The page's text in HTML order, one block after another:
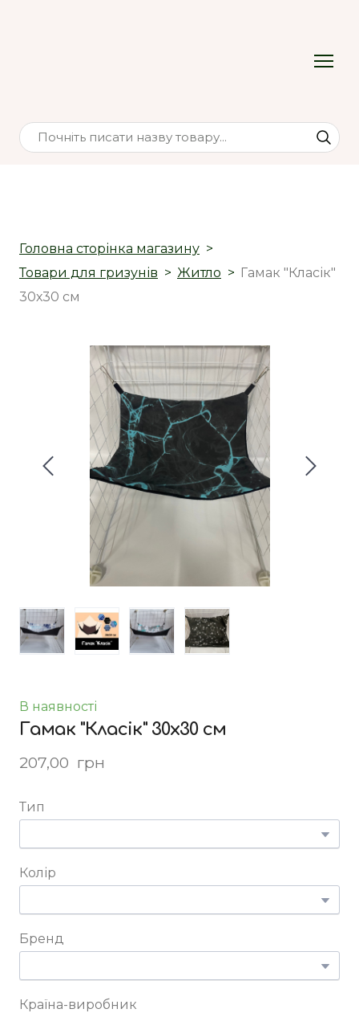
Головна сторінка магазину
Товари для гризунів
Житло
Гамак "Класік"
30х30 см
В наявності
Гамак "Класік" 30х30 см
207,00  грн
Тип
Колір
Бренд
Країна-виробник